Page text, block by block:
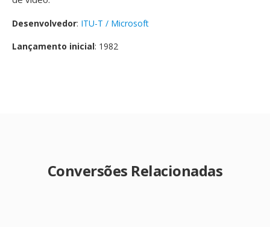
Desenvolvedor: ITU-T / Microsoft
Lançamento inicial: 1982
Conversões Relacionadas